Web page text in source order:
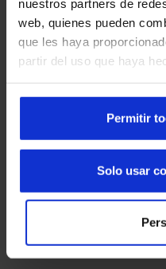
nuestros partners de
web, quienes pueden
que les haya
partir del uso que haya
Permitir
Solo usar